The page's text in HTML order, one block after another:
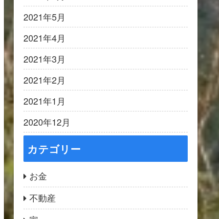
2021年5月
2021年4月
2021年3月
2021年2月
2021年1月
2020年12月
カテゴリー
お金
不動産